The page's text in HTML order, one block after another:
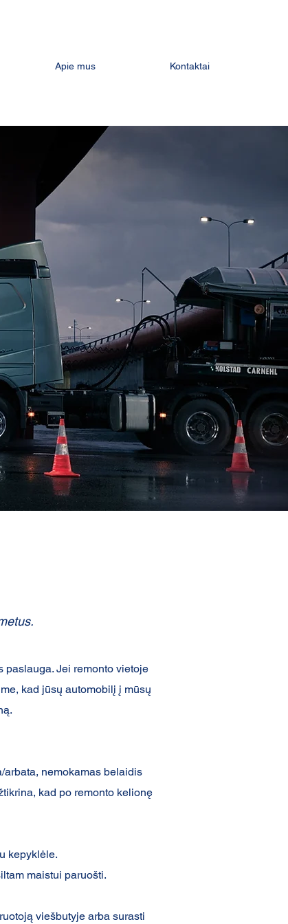
Apie mus Kontaktai
Jei remonto vietoje
kad jūsų automobilį į mūsų
nemokamas belaidis
kad po remonto kelionę
kepyklėle.
maistui paruošti.
viešbutyje arba surasti